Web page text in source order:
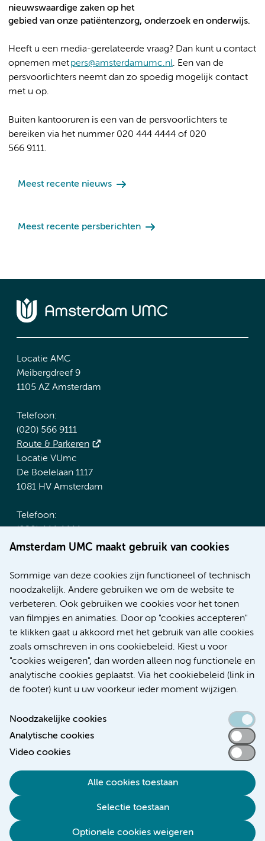
Amsterdam UMC maakt gebruik van cookies
Sommige van deze cookies zijn functioneel of technisch
noodzakelijk. Andere gebruiken we om de website te
verbeteren. Ook gebruiken we cookies voor het tonen
van filmpjes en animaties. Door op "cookies accepteren"
te klikken gaat u akkoord met het gebruik van alle cookies
zoals omschreven in ons cookiebeleid. Kiest u voor
"cookies weigeren", dan worden alleen nog functionele en
analytische cookies geplaatst. Via het cookiebeleid (link in
de footer) kunt u uw voorkeur ieder moment wijzigen.
Noodzakelijke cookies
Analytische cookies
Video cookies
Alle cookies toestaan
Selectie toestaan
Optionele cookies weigeren
nieuwswaardige zaken op het
gebied van onze patiëntenzorg, onderzoek en onderwijs.
Heeft u een media-gerelateerde vraag? Dan kunt u contact
opnemen metpers@amsterdamumc.nl. Een van de
persvoorlichters neemt dan zo spoedig mogelijk contact
met u op.
Buiten kantooruren is een van de persvoorlichters te
bereiken via het nummer 020 444 4444 of 020
566 9111.
Meest recente nieuws
Meest recente persberichten
Locatie AMC
Meibergdreef 9
1105 AZ Amsterdam
Telefoon:
(020) 566 9111
Route & Parkeren
Locatie VUmc
De Boelelaan 1117
1081 HV Amsterdam
Telefoon:
(020) 444 4444
Route & Parkeren
Meer Amsterdam UMC websites:
Werken bij Amsterdam UMC
Over Amsterdam UMC
Nieuws
Research
Educatie Locatie VUmc
Toegankelijkheidsverklaring
Algemene privacyverklaring